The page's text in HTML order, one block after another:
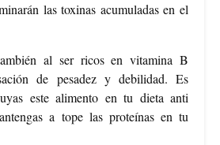
las toxinas acumuladas en el
al ser ricos en vitamina B
de pesadez y debilidad. Es
este alimento en tu dieta anti
a tope las proteínas en tu